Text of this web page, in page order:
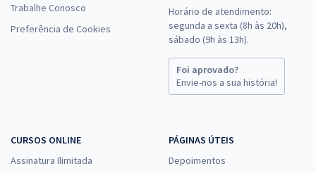
Trabalhe Conosco
Preferência de Cookies
Horário de atendimento:
segunda a sexta (8h às 20h),
sábado (9h às 13h).
Foi aprovado?
Envie-nos a sua história!
CURSOS ONLINE
Assinatura Ilimitada
PÁGINAS ÚTEIS
Depoimentos